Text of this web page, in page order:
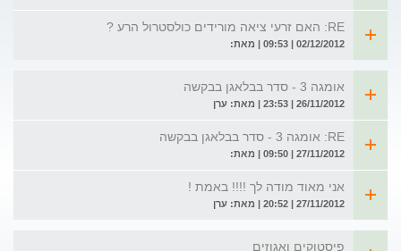
RE: האם זרעי ציאה מורידים כולסטרול הרע ?
02/12/2012 | 09:53 | מאת:
אומגה 3 - סדר בבלאגן בבקשה
26/11/2012 | 23:53 | מאת: ערן
RE: אומגה 3 - סדר בבלאגן בבקשה
27/11/2012 | 09:50 | מאת:
אני מאוד מודה לך !!!! באמת !
27/11/2012 | 20:52 | מאת: ערן
פיסטוקים ואגוזים